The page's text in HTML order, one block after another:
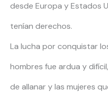
desde Europa y Estados
tenían derechos.
La lucha por conquistar
hombres fue ardua y
de allanar y las mujeres